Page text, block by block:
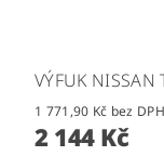
VÝFUK NISSAN
1 771,90 Kč bez DPH
2 144 Kč